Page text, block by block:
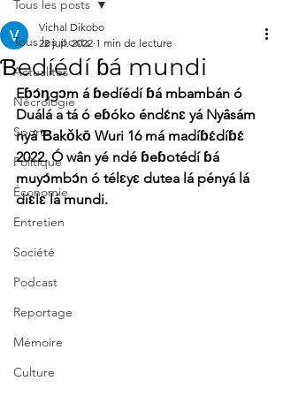
Tous les posts
Actualités
Nécrologie
Sports
Politique
Économie
Entretien
Société
Podcast
Reportage
Mémoire
Culture
Tous les posts
Ɓedíédí ɓá mundi
Vichal Dikobo
22 juil. 2022 1 min de lecture
Eɓɔ́ŋgɔm á ɓedíédí ɓá mbambán ó
Duálá a tá ó eɓóko éndɛ́nɛ yá Nyâsám
nyá Ɓakǒkō Wuri 16 má madíɓɛ́díɓɛ́
2022. Ó wân yé ndé ɓeɓotédí ɓá
muyɔ́mbɔ́n ó télɛyɛ dutea lá pényá lá
díɛlɛ lá mundi.